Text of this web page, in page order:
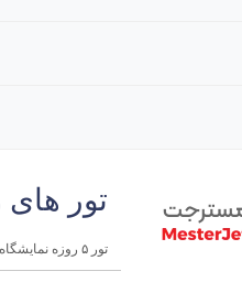
تور های
تور ۵ روزه نمایشگاه نفت و گاز شرق آفریقا